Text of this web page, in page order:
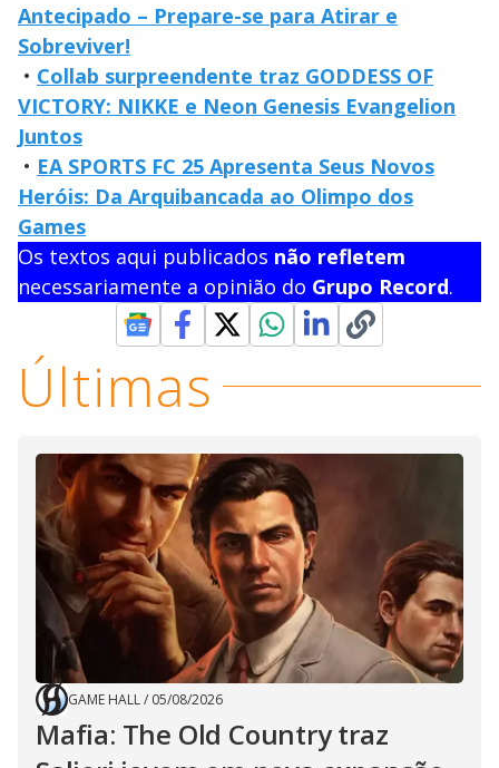
Antecipado – Prepare-se para Atirar e
Sobreviver!
• Collab surpreendente traz GODDESS OF
VICTORY: NIKKE e Neon Genesis Evangelion
Juntos
• EA SPORTS FC 25 Apresenta Seus Novos
Heróis: Da Arquibancada ao Olimpo dos
Games
Os textos aqui publicados não refletem
necessariamente a opinião do Grupo Record.
Últimas
GAME HALL/ 05/08/2026
Mafia: The Old Country traz